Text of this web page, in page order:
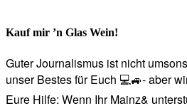
Kauf mir ’n Glas Wein!
Guter Journalismus ist nicht
unser Bestes für Euch 💻🚙- aber
Eure Hilfe: Wenn Ihr Mainz&